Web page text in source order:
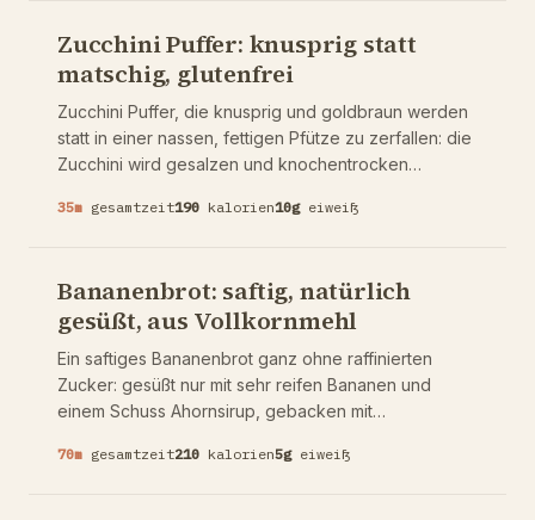
ballaststoffreich, in fünf Minuten fertig. Das richtige
Verhältnis von Haferflocken zu Flüssigkeit und der
eine Schritt, der Porridge vor dem Pappigwerden
bewahrt.
Zucchini Puffer: knusprig statt
matschig, glutenfrei
Zucchini Puffer, die knusprig und goldbraun werden
statt in einer nassen, fettigen Pfütze zu zerfallen: die
Zucchini wird gesalzen und knochentrocken
gebunden und in einer dünnen Schicht Olivenöl
und der sie vor dem Matschigwerden bewahrt.
35m gesamtzeit190 kalorien10g eiweiß
Bananenbrot: saftig, natürlich
gesüßt, aus Vollkornmehl
Ein saftiges Bananenbrot ganz ohne raffinierten
Zucker: gesüßt nur mit sehr reifen Bananen und
einem Schuss Ahornsirup, gebacken mit
vegetarisch und milchfrei. Warum die Bananen richtig
70m gesamtzeit210 kalorien5g eiweiß